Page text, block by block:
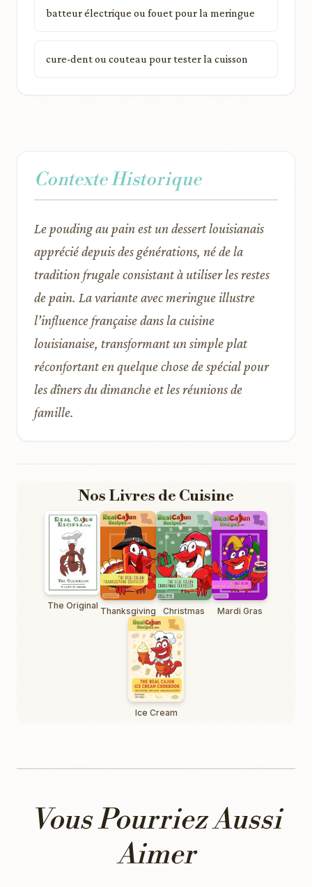
batteur électrique ou fouet pour la meringue
cure-dent ou couteau pour tester la cuisson
Contexte Historique
Le pouding au pain est un dessert louisianais
apprécié depuis des générations, né de la
tradition frugale consistant à utiliser les restes
de pain. La variante avec meringue illustre
l’influence française dans la cuisine
louisianaise, transformant un simple plat
réconfortant en quelque chose de spécial pour
les dîners du dimanche et les réunions de
famille.
Nos Livres de Cuisine
The Original Thanksgiving Christmas Mardi Gras
Ice Cream
Vous Pourriez Aussi
Aimer